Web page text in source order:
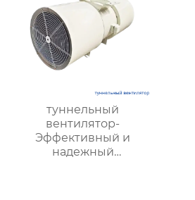
туннельный
вентилятор-
Эффективный и
надежный